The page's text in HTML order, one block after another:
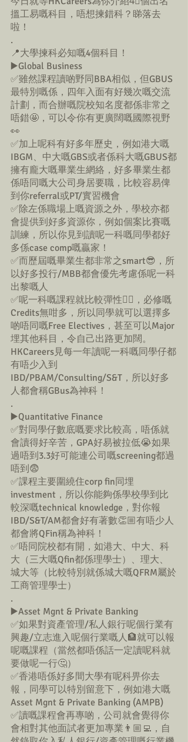
搵工易嘅科目，唔想揀錯科？睇落去
啦！
.
📍大學揀科必知嘅4個科目！
▶️Global Business
✅雖然課程讀啲野同BBA相似，但GBUS
最特別嘅係，四年入面有好幾次嘅交流
計劃，而合辦嘅院校知名度都係非常之
唔錯🤩，可以令你有更廣闊嘅國際視野
👀
✅加上呢科有好多年歷史，例如港大嘅
IBGM、中大嘅GBS或者係科大嘅GBUS都
擁有龐大嘅畢業生網絡，好多畢業生都
係唔同嘅大公司身居要職，比較容易俾
到你referral或PT/實習機會
✅除左係職場上嘅資源之外，學校亦都
會提供到好多資源你，例如個案比賽嘅
訓練，所以你見到讀呢一科嘅同學都好
多係case comp嘅贏家！
✅而歷屆嘅畢業生都非常之smart😎，所
以好多投行/MBB都會優先考慮係呢一科
出黎嘅人
✅呢一科嘅課程就比較彈性👍🏼，必修嘅
Credits無咁多，所以同學就可以選擇多
啲唔同嘅Free Electives，甚至可以Major
埋其他科目，令自己出路更加闊。
HKCareers見每一年讀呢一科嘅同學仔都
有唔少入到
IBD/PBAM/Consulting/S&T，所以好多
人都會稱GBus為神科！
.
▶️Quantitative Finance
✅對同學仔數底嘅要求比較高，唔係就
會讀得好辛苦，GPA好易被拉低😭如果
過唔到3.3好可能連公司嘅screening都過
唔到😨
✅課程主要圍繞住corp fin同埋
investment，所以你能夠係學校學到比
較深嘅technical knowledge，對你報
IBD/S&T/AM都會好有著數👏🏼有唔少人
都會將QFin稱為神科！
✅唔同院校都有開，如港大、中大、科
大（三大嘅Qfin都係理學士）、理大、
城大等（比較特別就係城大嘅QFRM屬於
工商管理學士）
.
▶️Asset Mgnt & Private Banking
✅如果對資產管理/私人銀行呢個行業有
興趣/立志進入呢個行業嘅人🏦就可以報
呢嘅課程（當然都唔係話一定讀呢科就
要做呢一行🤔）
✅香港唔係好多間大學有呢科畀你去
報，同學可以特別留意下，例如港大嘅
Asset Mgnt & Private Banking (AMPB)
✅讀嘅課程會再專啲，公司就會覺得你
會相對其他面試者更加專業👨🏼‍💻，自